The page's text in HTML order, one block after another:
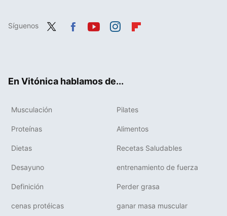
Síguenos
En Vitónica hablamos de...
Musculación Pilates
Proteínas Alimentos
Dietas Recetas Saludables
Desayuno entrenamiento de fuerza
Definición Perder grasa
cenas protéicas ganar masa muscular